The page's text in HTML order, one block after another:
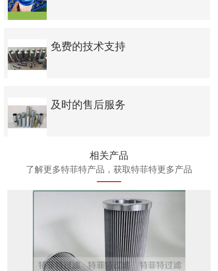
免费的技术支持
及时的售后服务
相关产品
了解更多特菲特产品，获取特菲特更多产品